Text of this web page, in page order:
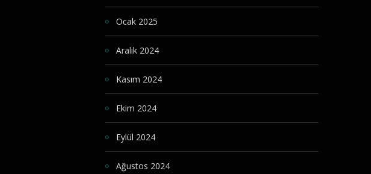
Ocak 2025
Aralık 2024
Kasım 2024
Ekim 2024
Eylül 2024
Ağustos 2024